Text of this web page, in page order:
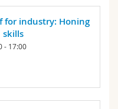
for industry: Honing
skills
- 17:00